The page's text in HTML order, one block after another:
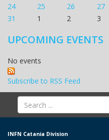
24
25 26 27
31
1 2 3
UPCOMING EVENTS
No events
Subscribe to RSS Feed
INFN Catania Division